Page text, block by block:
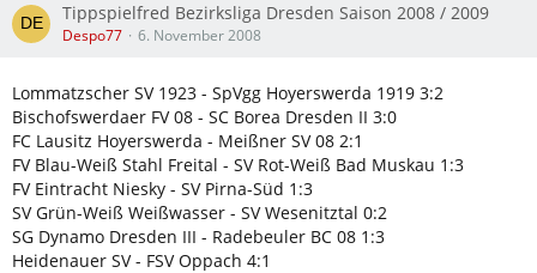
Tippspielfred Bezirksliga Dresden Saison 2008 / 2009
Despo77 6. November 2008
Lommatzscher SV 1923 - SpVgg Hoyerswerda 1919 3:2
Bischofswerdaer FV 08 - SC Borea Dresden II 3:0
FC Lausitz Hoyerswerda - Meißner SV 08 2:1
FV Blau-Weiß Stahl Freital - SV Rot-Weiß Bad Muskau 1:3
FV Eintracht Niesky - SV Pirna-Süd 1:3
SV Grün-Weiß Weißwasser - SV Wesenitztal 0:2
SG Dynamo Dresden III - Radebeuler BC 08 1:3
Heidenauer SV - FSV Oppach 4:1